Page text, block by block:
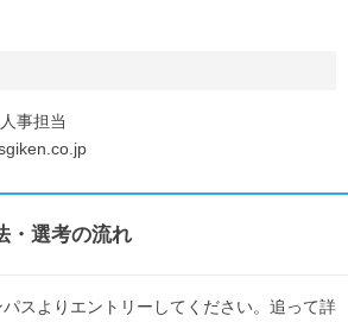
事担当
・選考の流れ
スよりエントリーしてください。追って詳